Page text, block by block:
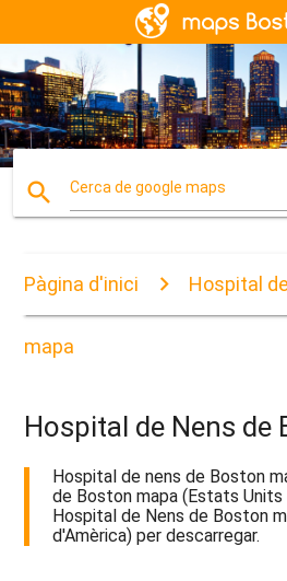
search Cerca de google maps
Pàgina d'inici Hospital
mapa
Hospital de Nens de
Hospital de nens de Boston
de Boston mapa (Estats Units
Hospital de Nens de Boston
d'Amèrica) per descarregar.